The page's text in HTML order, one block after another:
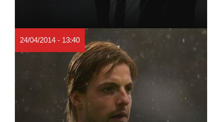
24/04/2014 - 13:40